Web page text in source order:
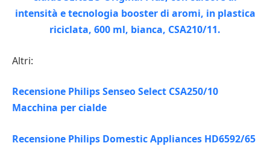
Altri:
Recensione Philips Senseo Select CSA250/10
Macchina per cialde
Recensione Philips Domestic Appliances HD6592/65